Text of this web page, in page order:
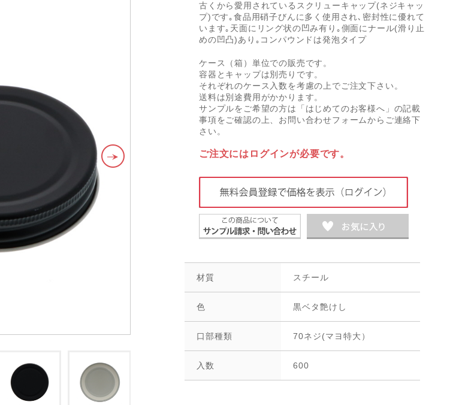
古くから愛用されているスクリューキャップ(ネジキャッ
プ)です｡食品用硝子びんに多く使用され､密封性に優れて
います｡天面にリング状の凹み有り｡側面にナール(滑り止
めの凹凸)あり｡コンパウンドは発泡タイプ
ケース（箱）単位での販売です。
容器とキャップは別売りです。
それぞれのケース入数を考慮の上でご注文下さい。
送料は別途費用がかかります。
サンプルをご希望の方は「はじめてのお客様へ」の記載
事項をご確認の上、お問い合わせフォームからご連絡下
さい。
ご注文にはログインが必要です。
材質 スチール
色 黒ベタ艶けし
口部種類 70ネジ(マヨ特大）
入数 600